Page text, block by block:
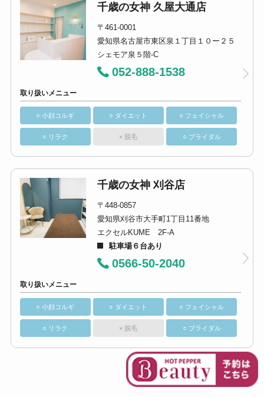
千歳の女神 久屋大通店
〒461-0001
愛知県名古屋市東区泉１丁目１０ー２５
シェモア泉５階-C
052-888-1538
取り扱いメニュー
○ 小顔コルギ ○ ダイエット ○ フェイシャル
○ リラク × 脱毛 ○ ブライダル
千歳の女神 刈谷店
〒448-0857
愛知県刈谷市大手町1丁目11番地
エクセルKUME 2F-A
駐車場６台あり
0566-50-2040
取り扱いメニュー
○ 小顔コルギ ○ ダイエット ○ フェイシャル
○ リラク × 脱毛 ○ ブライダル